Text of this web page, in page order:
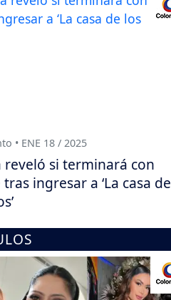
• ENE 18 / 2025
reveló si terminará con
ingresar a ‘La casa de